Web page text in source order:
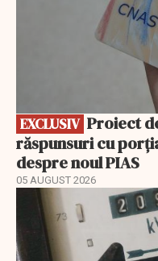
EXCLUSIV
răspunsuri cu
despre noul PIAS
05 AUGUST 2026